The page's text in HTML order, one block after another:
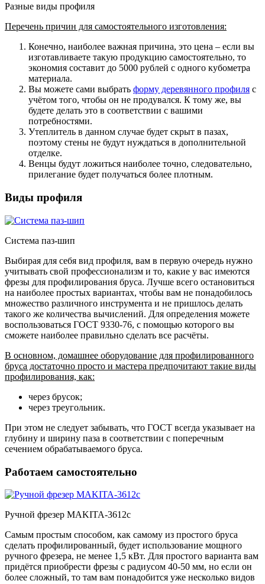
Разные виды профиля
Перечень причин для самостоятельного изготовления:
Конечно, наиболее важная причина, это цена – если вы
изготавливаете такую продукцию самостоятельно, то
экономия составит до 5000 рублей с одного кубометра
материала.
Вы можете сами выбрать форму деревянного профиля с
учётом того, чтобы он не продувался. К тому же, вы
будете делать это в соответствии с вашими
потребностями.
Утеплитель в данном случае будет скрыт в пазах,
поэтому стены не будут нуждаться в дополнительной
отделке.
Венцы будут ложиться наиболее точно, следовательно,
прилегание будет получаться более плотным.
Виды профиля
Система паз-шип
Выбирая для себя вид профиля, вам в первую очередь нужно
учитывать свой профессионализм и то, какие у вас имеются
фрезы для профилирования бруса. Лучше всего остановиться
на наиболее простых вариантах, чтобы вам не понадобилось
множество различного инструмента и не пришлось делать
такого же количества вычислений. Для определения можете
воспользоваться ГОСТ 9330-76, с помощью которого вы
сможете наиболее правильно сделать все расчёты.
В основном, домашнее оборудование для профилированного
бруса достаточно просто и мастера предпочитают такие виды
профилирования, как:
через брусок;
через треугольник.
При этом не следует забывать, что ГОСТ всегда указывает на
глубину и ширину паза в соответствии с поперечным
сечением обрабатываемого бруса.
Работаем самостоятельно
Ручной фрезер MAKITA-3612c
Самым простым способом, как самому из простого бруса
сделать профилированный, будет использование мощного
ручного фрезера, не менее 1,5 кВт. Для простого варианта вам
придётся приобрести фрезы с радиусом 40-50 мм, но если он
более сложный, то там вам понадобится уже несколько видов